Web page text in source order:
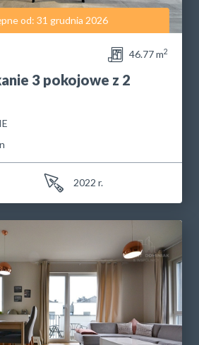
od: 31 grudnia 2026
46.77 m2
3 pokojowe z 2
2022 r.